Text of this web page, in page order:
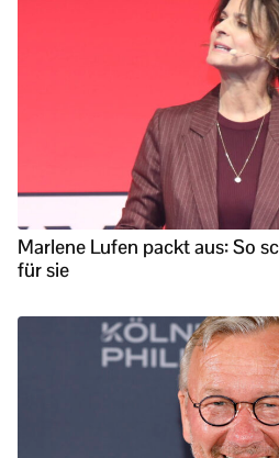
Marlene Lufen packt aus: So
für sie